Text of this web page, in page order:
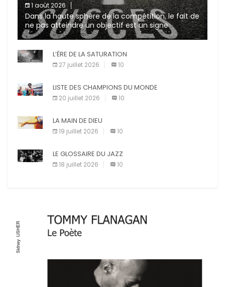
1 août 2026
Dans la haute sphère de la compétition, le fait de
ne pas atteindre un objectif est un signe
d’incompétence et une source de sanctions
diverses (avertissement, […]
L’ÈRE DE LA SATURATION
27 juillet 2026 10
LISTE DES CHAMPIONS DU MONDE
20 juillet 2026 10
LA MAIN DE DIEU
19 juillet 2026 10
LE GLOSSAIRE DU JAZZ
18 juillet 2026 10